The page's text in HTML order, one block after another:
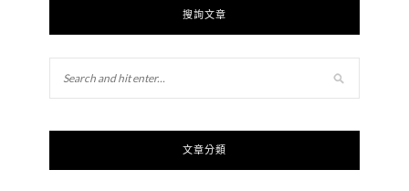
搜詢文章
文章分類